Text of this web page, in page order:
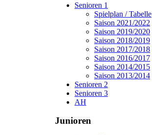
Senioren 1
Spielplan / Tabelle
Saison 2021/2022
Saison 2019/2020
Saison 2018/2019
Saison 2017/2018
Saison 2016/2017
Saison 2014/2015
Saison 2013/2014
Senioren 2
Senioren 3
AH
Junioren